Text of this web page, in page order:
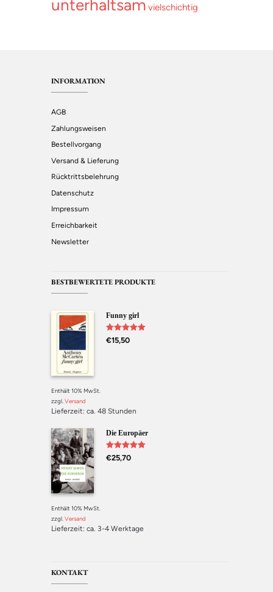
unterhaltsam vielschichtig
INFORMATION
AGB
Zahlungsweisen
Bestellvorgang
Versand & Lieferung
Rücktrittsbelehrung
Datenschutz
Impressum
Erreichbarkeit
Newsletter
BESTBEWERTETE PRODUKTE
Funny girl
Bewertet mit
5.00von 5
€15,50
Enthält 10% MwSt.
zzgl.Versand
Lieferzeit: ca. 48 Stunden
Die Europäer
Bewertet mit
5.00 von 5
€25,70
Enthält 10% MwSt.
zzgl.Versand
Lieferzeit: ca. 3-4 Werktage
KONTAKT